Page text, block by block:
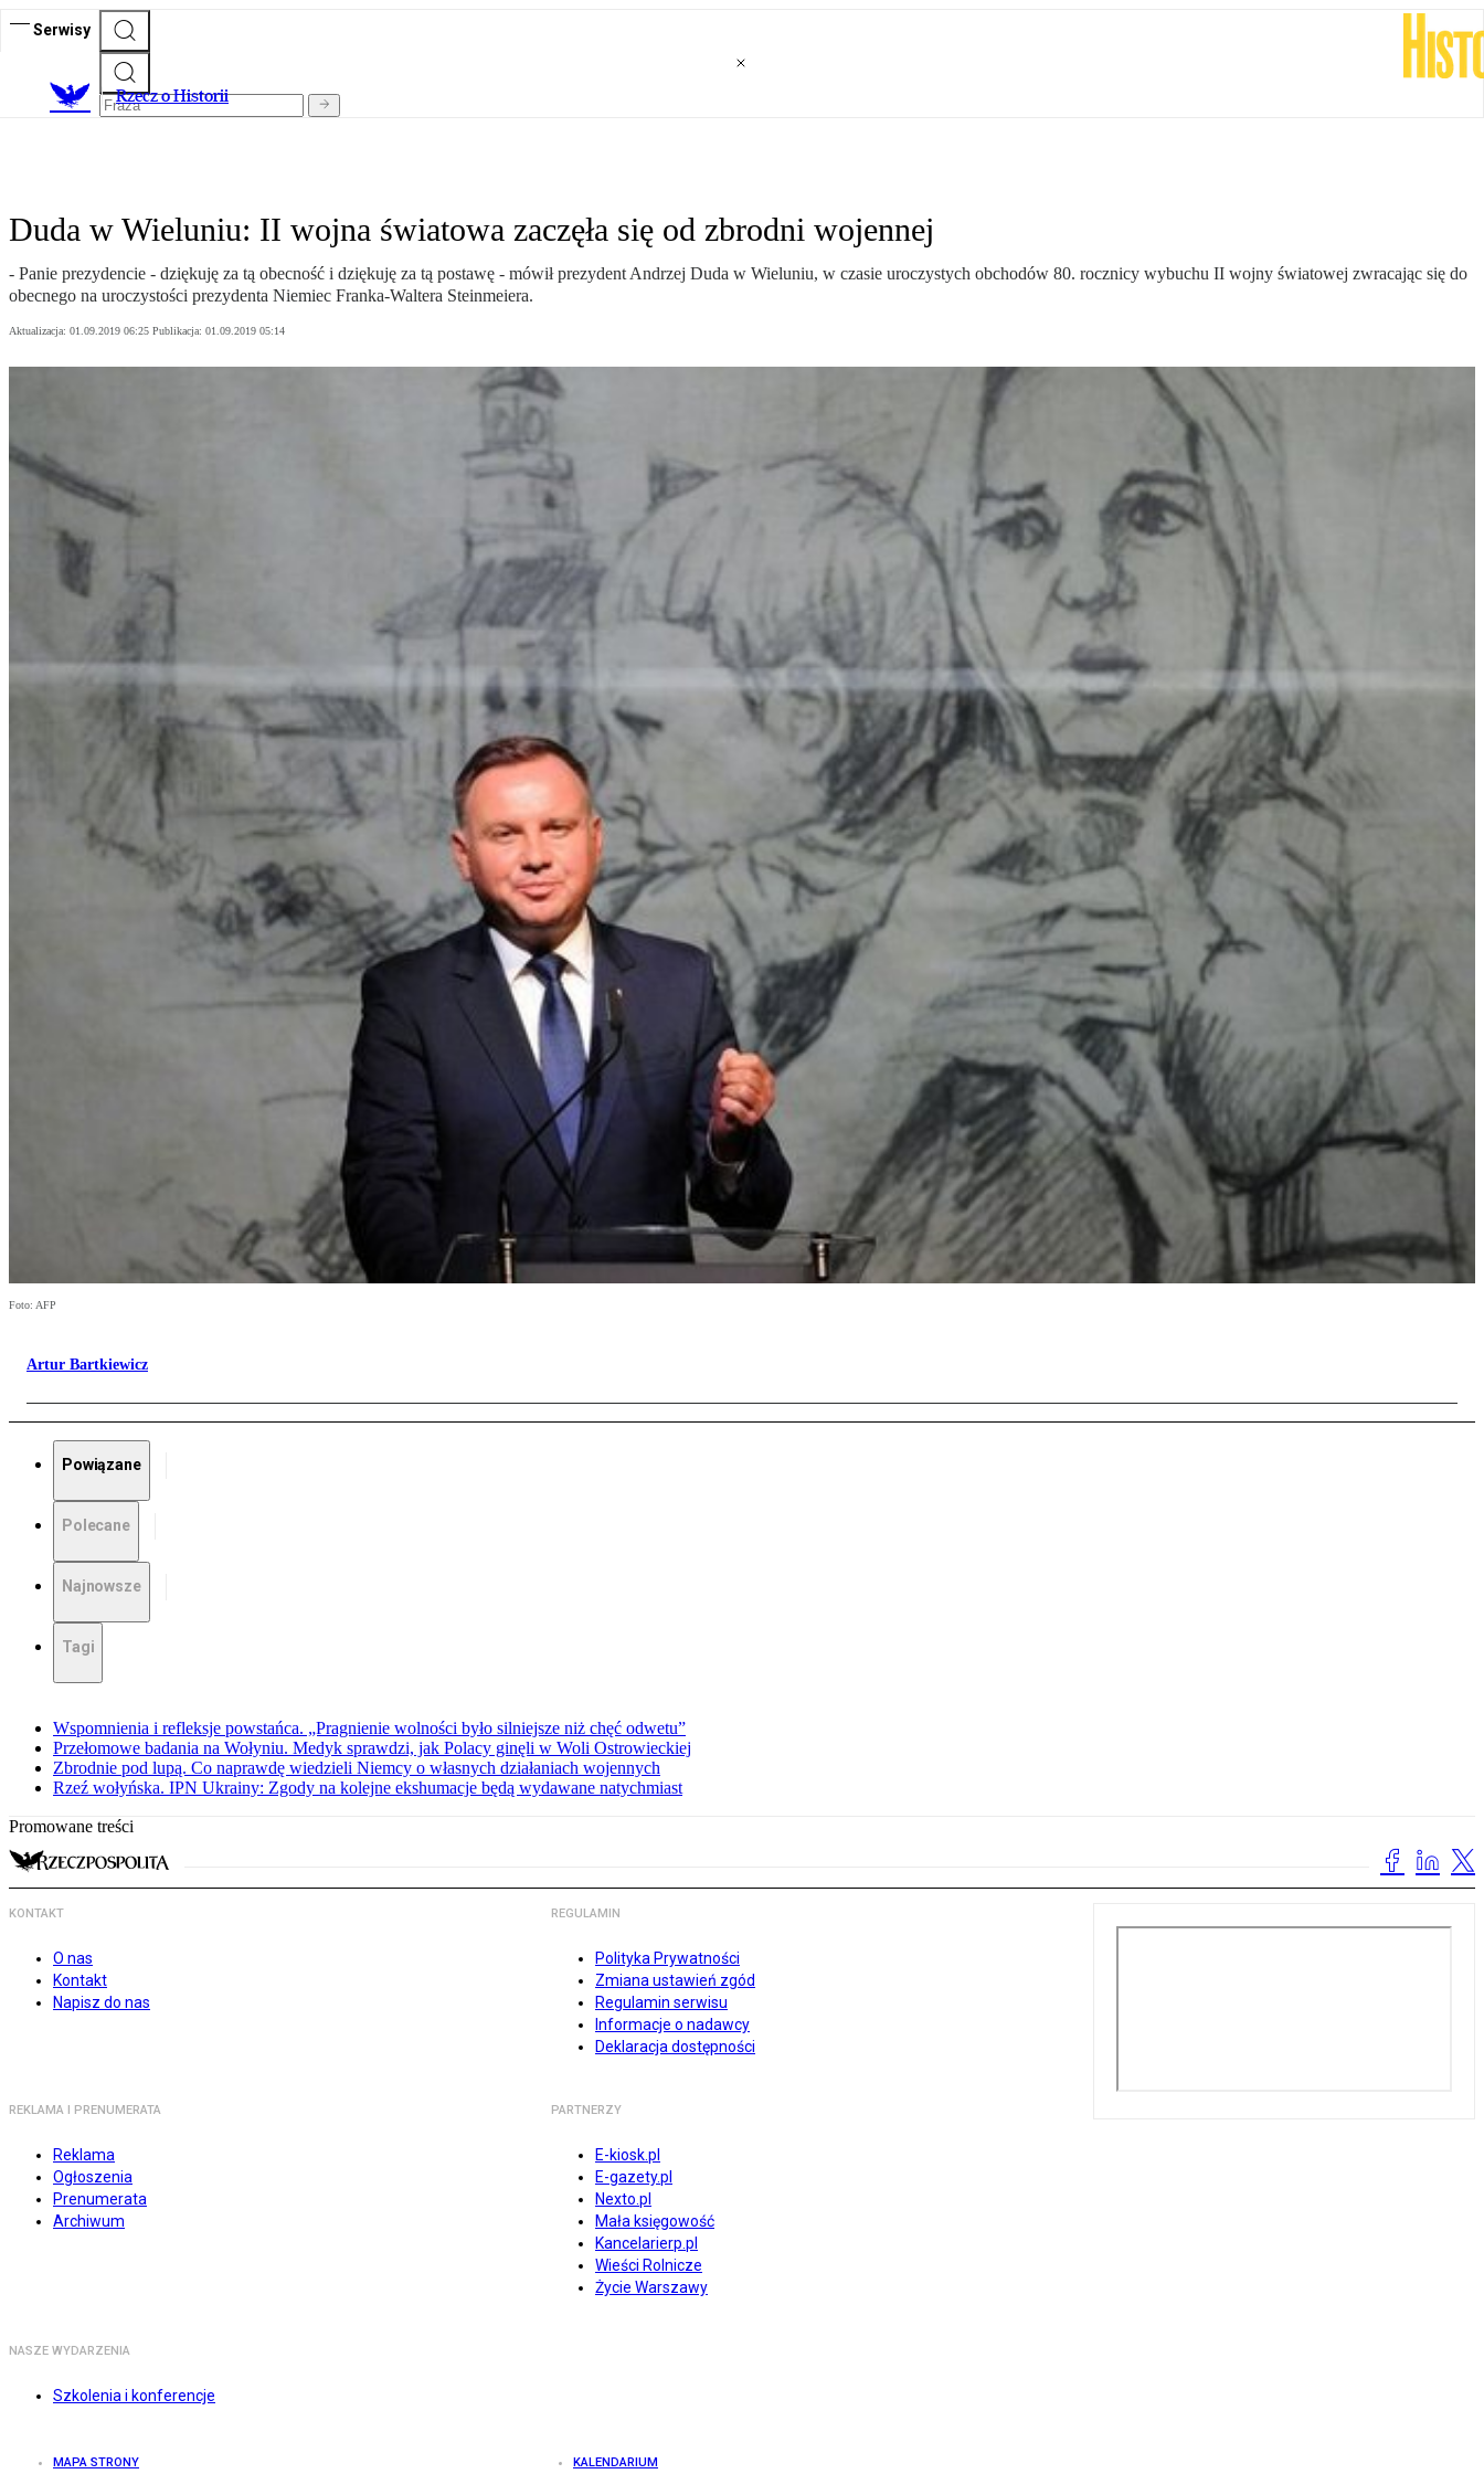
Serwisy
Rzecz o Historii
Duda w Wieluniu: II wojna światowa zaczęła się od zbrodni wojennej
- Panie prezydencie - dziękuję za tą obecność i dziękuję za tą postawę - mówił prezydent Andrzej Duda w Wieluniu, w czasie uroczystych obchodów 80. rocznicy wybuchu II wojny światowej zwracając się do
obecnego na uroczystości prezydenta Niemiec Franka-Waltera Steinmeiera.
Aktualizacja: 01.09.2019 06:25 Publikacja: 01.09.2019 05:14
Foto: AFP
Artur Bartkiewicz
Powiązane
Polecane
Najnowsze
Tagi
Wspomnienia i refleksje powstańca. „Pragnienie wolności było silniejsze niż chęć odwetu”
Przełomowe badania na Wołyniu. Medyk sprawdzi, jak Polacy ginęli w Woli Ostrowieckiej
Zbrodnie pod lupą. Co naprawdę wiedzieli Niemcy o własnych działaniach wojennych
Rzeź wołyńska. IPN Ukrainy: Zgody na kolejne ekshumacje będą wydawane natychmiast
Promowane treści
KONTAKT
O nas
Kontakt
Napisz do nas
REGULAMIN
Polityka Prywatności
Zmiana ustawień zgód
Regulamin serwisu
Informacje o nadawcy
Deklaracja dostępności
REKLAMA I PRENUMERATA
Reklama
Ogłoszenia
Prenumerata
Archiwum
PARTNERZY
E-kiosk.pl
E-gazety.pl
Nexto.pl
Mała księgowość
Kancelarierp.pl
Wieści Rolnicze
Życie Warszawy
NASZE WYDARZENIA
Szkolenia i konferencje
MAPA STRONY KALENDARIUM